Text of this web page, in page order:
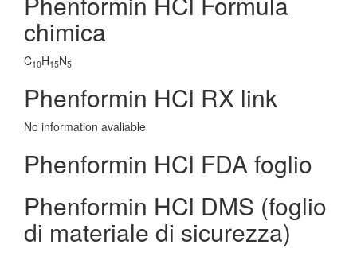
chimica
C10H15N5
Phenformin HCl RX link
No information avaliable
Phenformin HCl FDA foglio
Phenformin HCl DMS (foglio
di materiale di sicurezza)